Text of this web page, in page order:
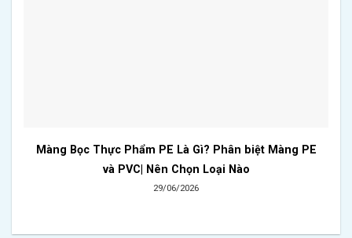
Màng Bọc Thực Phẩm PE Là Gì? Phân biệt Màng PE
và PVC| Nên Chọn Loại Nào
29/06/2026